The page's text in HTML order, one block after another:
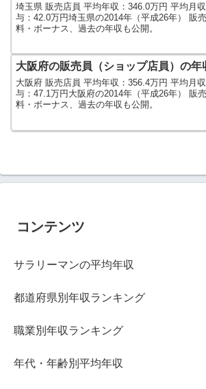
埼玉県 販売店員 平均年収：346.0万円 平均月
与：42.0万円埼玉県の2014年（平成26年） 販
料・ボーナス、過去の年収も公開。
大阪府の販売員（ショップ店員）の年
大阪府 販売店員 平均年収：356.4万円 平均月
与：47.1万円大阪府の2014年（平成26年） 販
料・ボーナス、過去の年収も公開。
コンテンツ
サラリーマンの平均年収
都道府県別年収ランキング
職業別年収ランキング
年代・年齢別平均年収